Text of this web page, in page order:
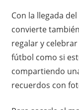
Con la llegada
convierte
regalar y
fútbol como si
compartiendo
recuerdos con